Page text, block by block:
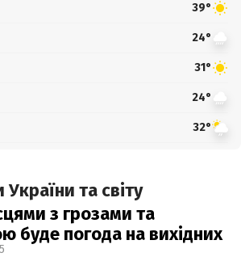
39°
24°
31°
24°
32°
та світу
з грозами та
буде погода на вихідних